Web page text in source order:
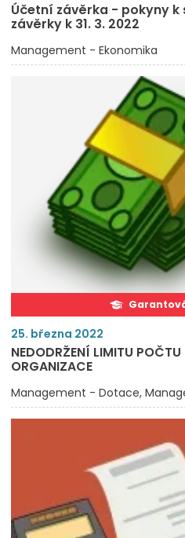
Účetní závěrka - pokyny
závěrky k 31. 3. 2022
Management - Ekonomika
25. března 2022
NEDODRŽENÍ LIMITU
ORGANIZACE
Management - Dotace